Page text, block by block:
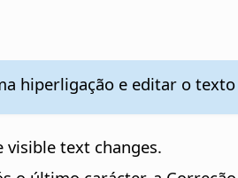
hiperligação e editar o texto
text changes.